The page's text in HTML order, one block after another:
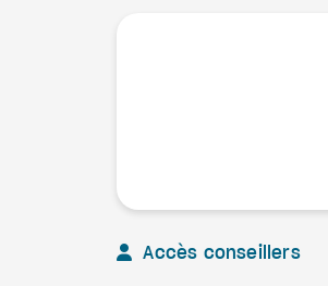
Accès conseillers